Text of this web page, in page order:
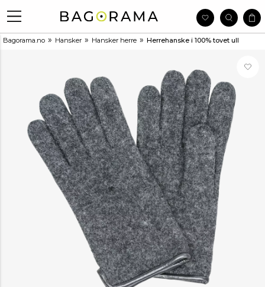
Bagorama.no » Hansker » Hansker herre » Herrehanske i 100% tovet ull